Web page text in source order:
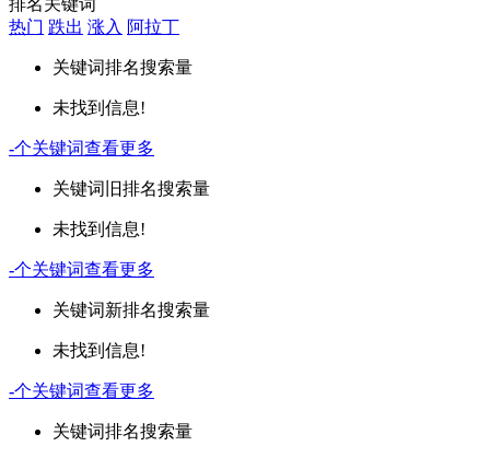
热门 跌出 涨入 阿拉丁
关键词排名搜索量
未找到信息!
-个关键词查看更多
关键词 旧排名搜索量
未找到信息!
-个关键词查看更多
关键词新排名搜索量
未找到信息!
-个关键词查看更多
关键词排名搜索量